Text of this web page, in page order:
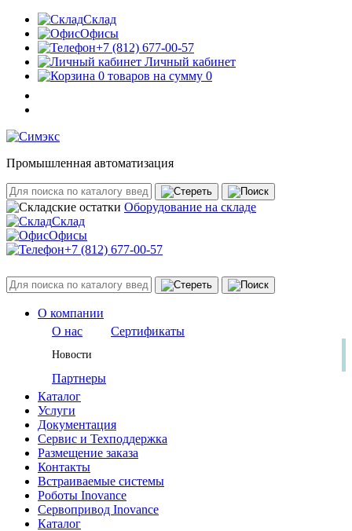
Склад
Офисы
+7 (812) 677-00-57
Личный кабинет
0 товаров на сумму 0
Промышленная автоматизация
Оборудование на складе
Склад
Офисы
+7 (812) 677-00-57
О компании
О нас
Сертификаты
Новости
Партнеры
Каталог
Услуги
Документация
Сервис и Техподдержка
Размещение заказа
Контакты
Встраиваемые системы
Роботы Inovance
Сервопривод Inovance
Каталог